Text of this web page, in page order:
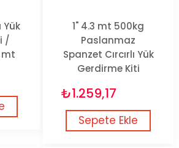
Yük
/
mt
1" 4.3 mt 500kg
Paslanmaz
Spanzet Cırcırlı Yük
Gerdirme Kiti
₺1.259,17
Sepete Ekle